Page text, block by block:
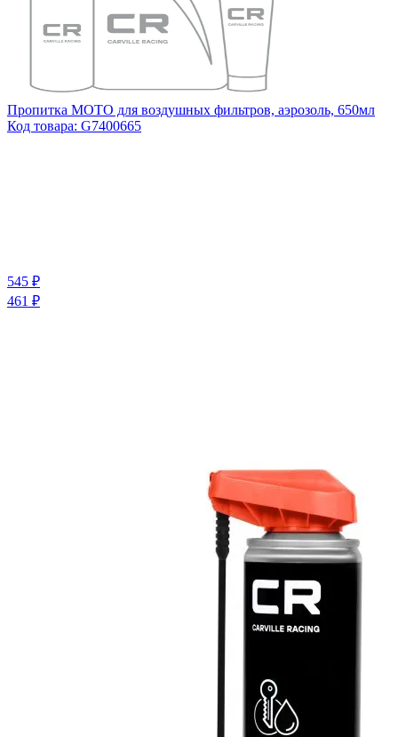
Пропитка МОТО для воздушных фильтров, аэрозоль, 650мл
Код товара: G7400665
545 ₽
461 ₽